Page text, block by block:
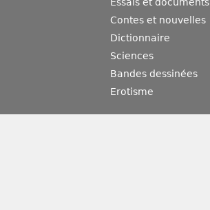
Essais et documents
Contes et nouvelles
Dictionnaire
Sciences
Bandes dessinées
Erotisme